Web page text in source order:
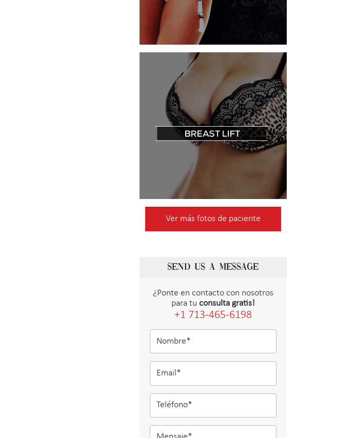
Ver más fotos de paciente
SEND US A MESSAGE
¿Ponte en contacto con nosotros
para tu consulta gratis!
+1 713-465-6198